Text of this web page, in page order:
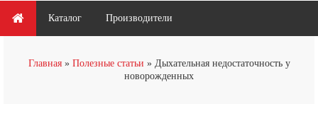
Главное меню
Каталог Производители
Главная Полезные статьи
Дыхательная недостаточность у
новорожденных